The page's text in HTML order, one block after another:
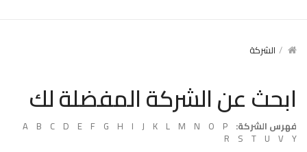
الشركة
ابحث عن الشركة المفضلة لك
فهرس الشركة: A B C D E F G H I J K L M N O P
R S T U V Y